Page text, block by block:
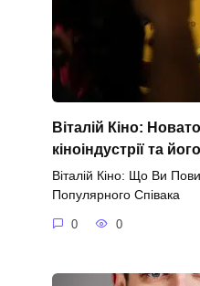
Віталій Кіно:
кіноіндустрії та
Віталій Кіно: Що Ви
Популярного Співака
0 0